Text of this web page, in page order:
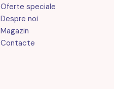
Oferte speciale
Despre noi
Magazin
Contacte